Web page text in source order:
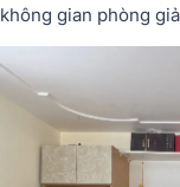
không gian phòng